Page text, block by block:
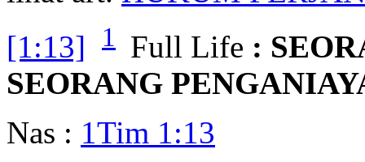
[1:13]
1 Full Life :
SEORANG
Nas : 1Tim 1:13